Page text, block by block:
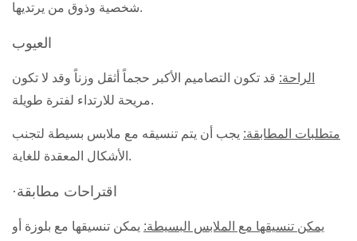
شخصية وذوق من يرتديها.
العيوب
الراحة: قد تكون التصاميم الأكبر حجماً أثقل وزناً وقد لا تكون
مريحة للارتداء لفترة طويلة.
متطلبات المطابقة: يجب أن يتم تنسيقه مع ملابس بسيطة لتجنب
الأشكال المعقدة للغاية.
·اقتراحات مطابقة
يمكن تنسيقها مع الملابس البسيطة: يمكن تنسيقها مع بلوزة أو